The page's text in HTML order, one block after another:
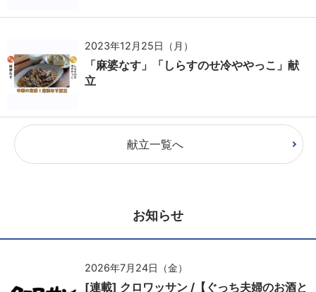
2023年12月25日（月）
「麻婆なす」「しらすのせ冷ややっこ」献
立
献立一覧へ
お知らせ
2026年7月24日（金）
[連載] クロワッサン /【ぐっち夫婦のお酒と